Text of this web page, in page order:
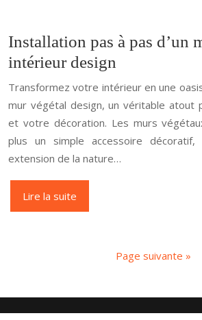
Installation pas à pas d’un
intérieur design
Transformez votre intérieur en une
mur végétal design, un véritable atout
et votre décoration. Les murs
plus un simple accessoire
extension de la nature…
Lire la suite
Page suivante »